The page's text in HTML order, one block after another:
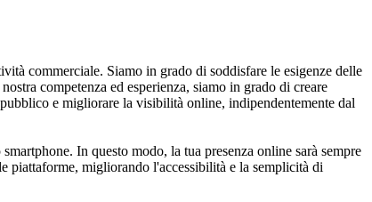
commerciale. Siamo in grado di soddisfare le esigenze delle
competenza ed esperienza, siamo in grado di creare
e migliorare la visibilità online, indipendentemente dal
In questo modo, la tua presenza online sarà sempre
piattaforme, migliorando l'accessibilità e la semplicità di